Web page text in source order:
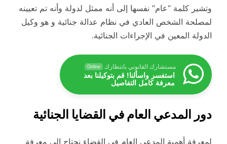
وتشير كلمة “عام” نفسها إلى أنه ممثل لدولة وأنه تم تعيينه
لمصلحة الشخص العادي في نظام عدالة جنائية و هو وكيل
الدولة المعين في الإجراءات الجنائية.
مستشارك القانوني بانتظارك Online
استفسر واسألنا! قم بتوكيلنا بعد
معرفة كامل التفاصيل
دور المدعي العام في القضايا الجنائية
لمعرفة أهمية المدعي العام في القضاء نحتاج إلى معرفة